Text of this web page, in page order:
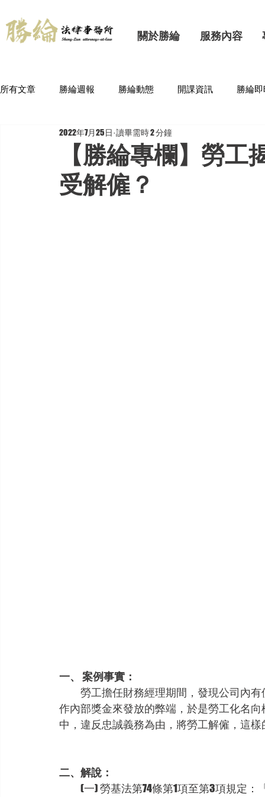
關於勝綸 服務內容
所有文章 勝綸週報 勝綸動態 開課資訊 勝綸
【勝綸專欄】勞
受解僱？
2022年7月25日 讀畢需時 2 分鐘
一、 案例事實：
勞工擔任財務經理期間，發現公司內有
作內部獎金來發放的弊端，於是勞工化名
中，違反忠誠義務為由，將勞工解僱，這
二、解說：
(一) 勞基法第74條第1項至第3項規定：